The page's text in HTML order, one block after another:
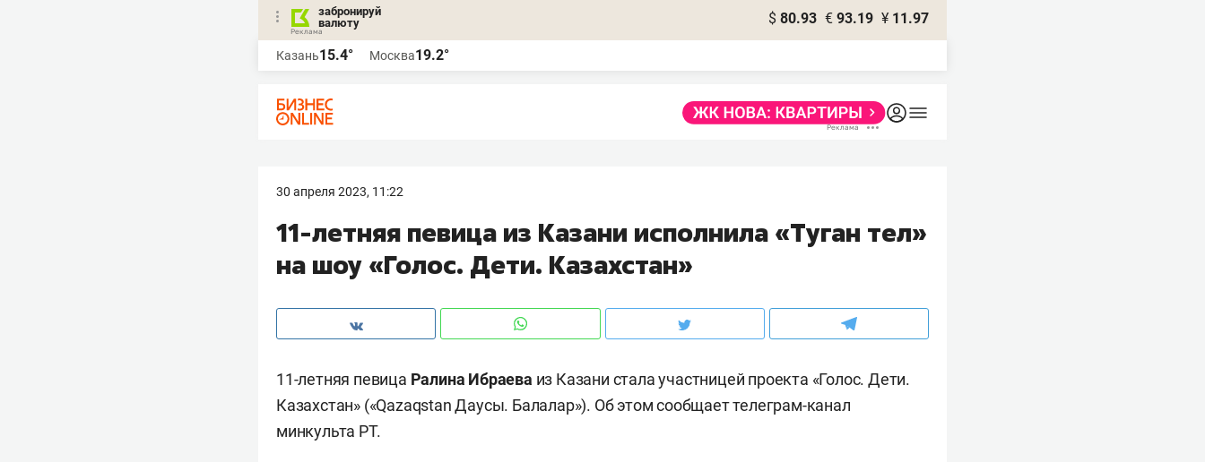
забронируй
валюту
$ 80.93 € 93.19 ¥ 11.97
Казань15.4° Москва19.2°
30 апреля 2023, 11:22
11-летняя певица из Казани исполнила «Туган тел»
на шоу «Голос. Дети. Казахстан»
11-летняя певица Ралина Ибраева из Казани стала участницей проекта «Голос. Дети.
Казахстан» («Qazaqstan Даусы. Балалар»). Об этом сообщает телеграм-канал
минкульта РТ.